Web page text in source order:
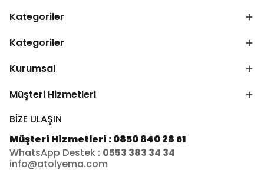
Kategoriler
Kategoriler
Kurumsal
Müşteri Hizmetleri
BİZE ULAŞIN
Müşteri Hizmetleri : 0850 840 28 61
WhatsApp Destek : 0553 383 34 34
info@atolyema.com